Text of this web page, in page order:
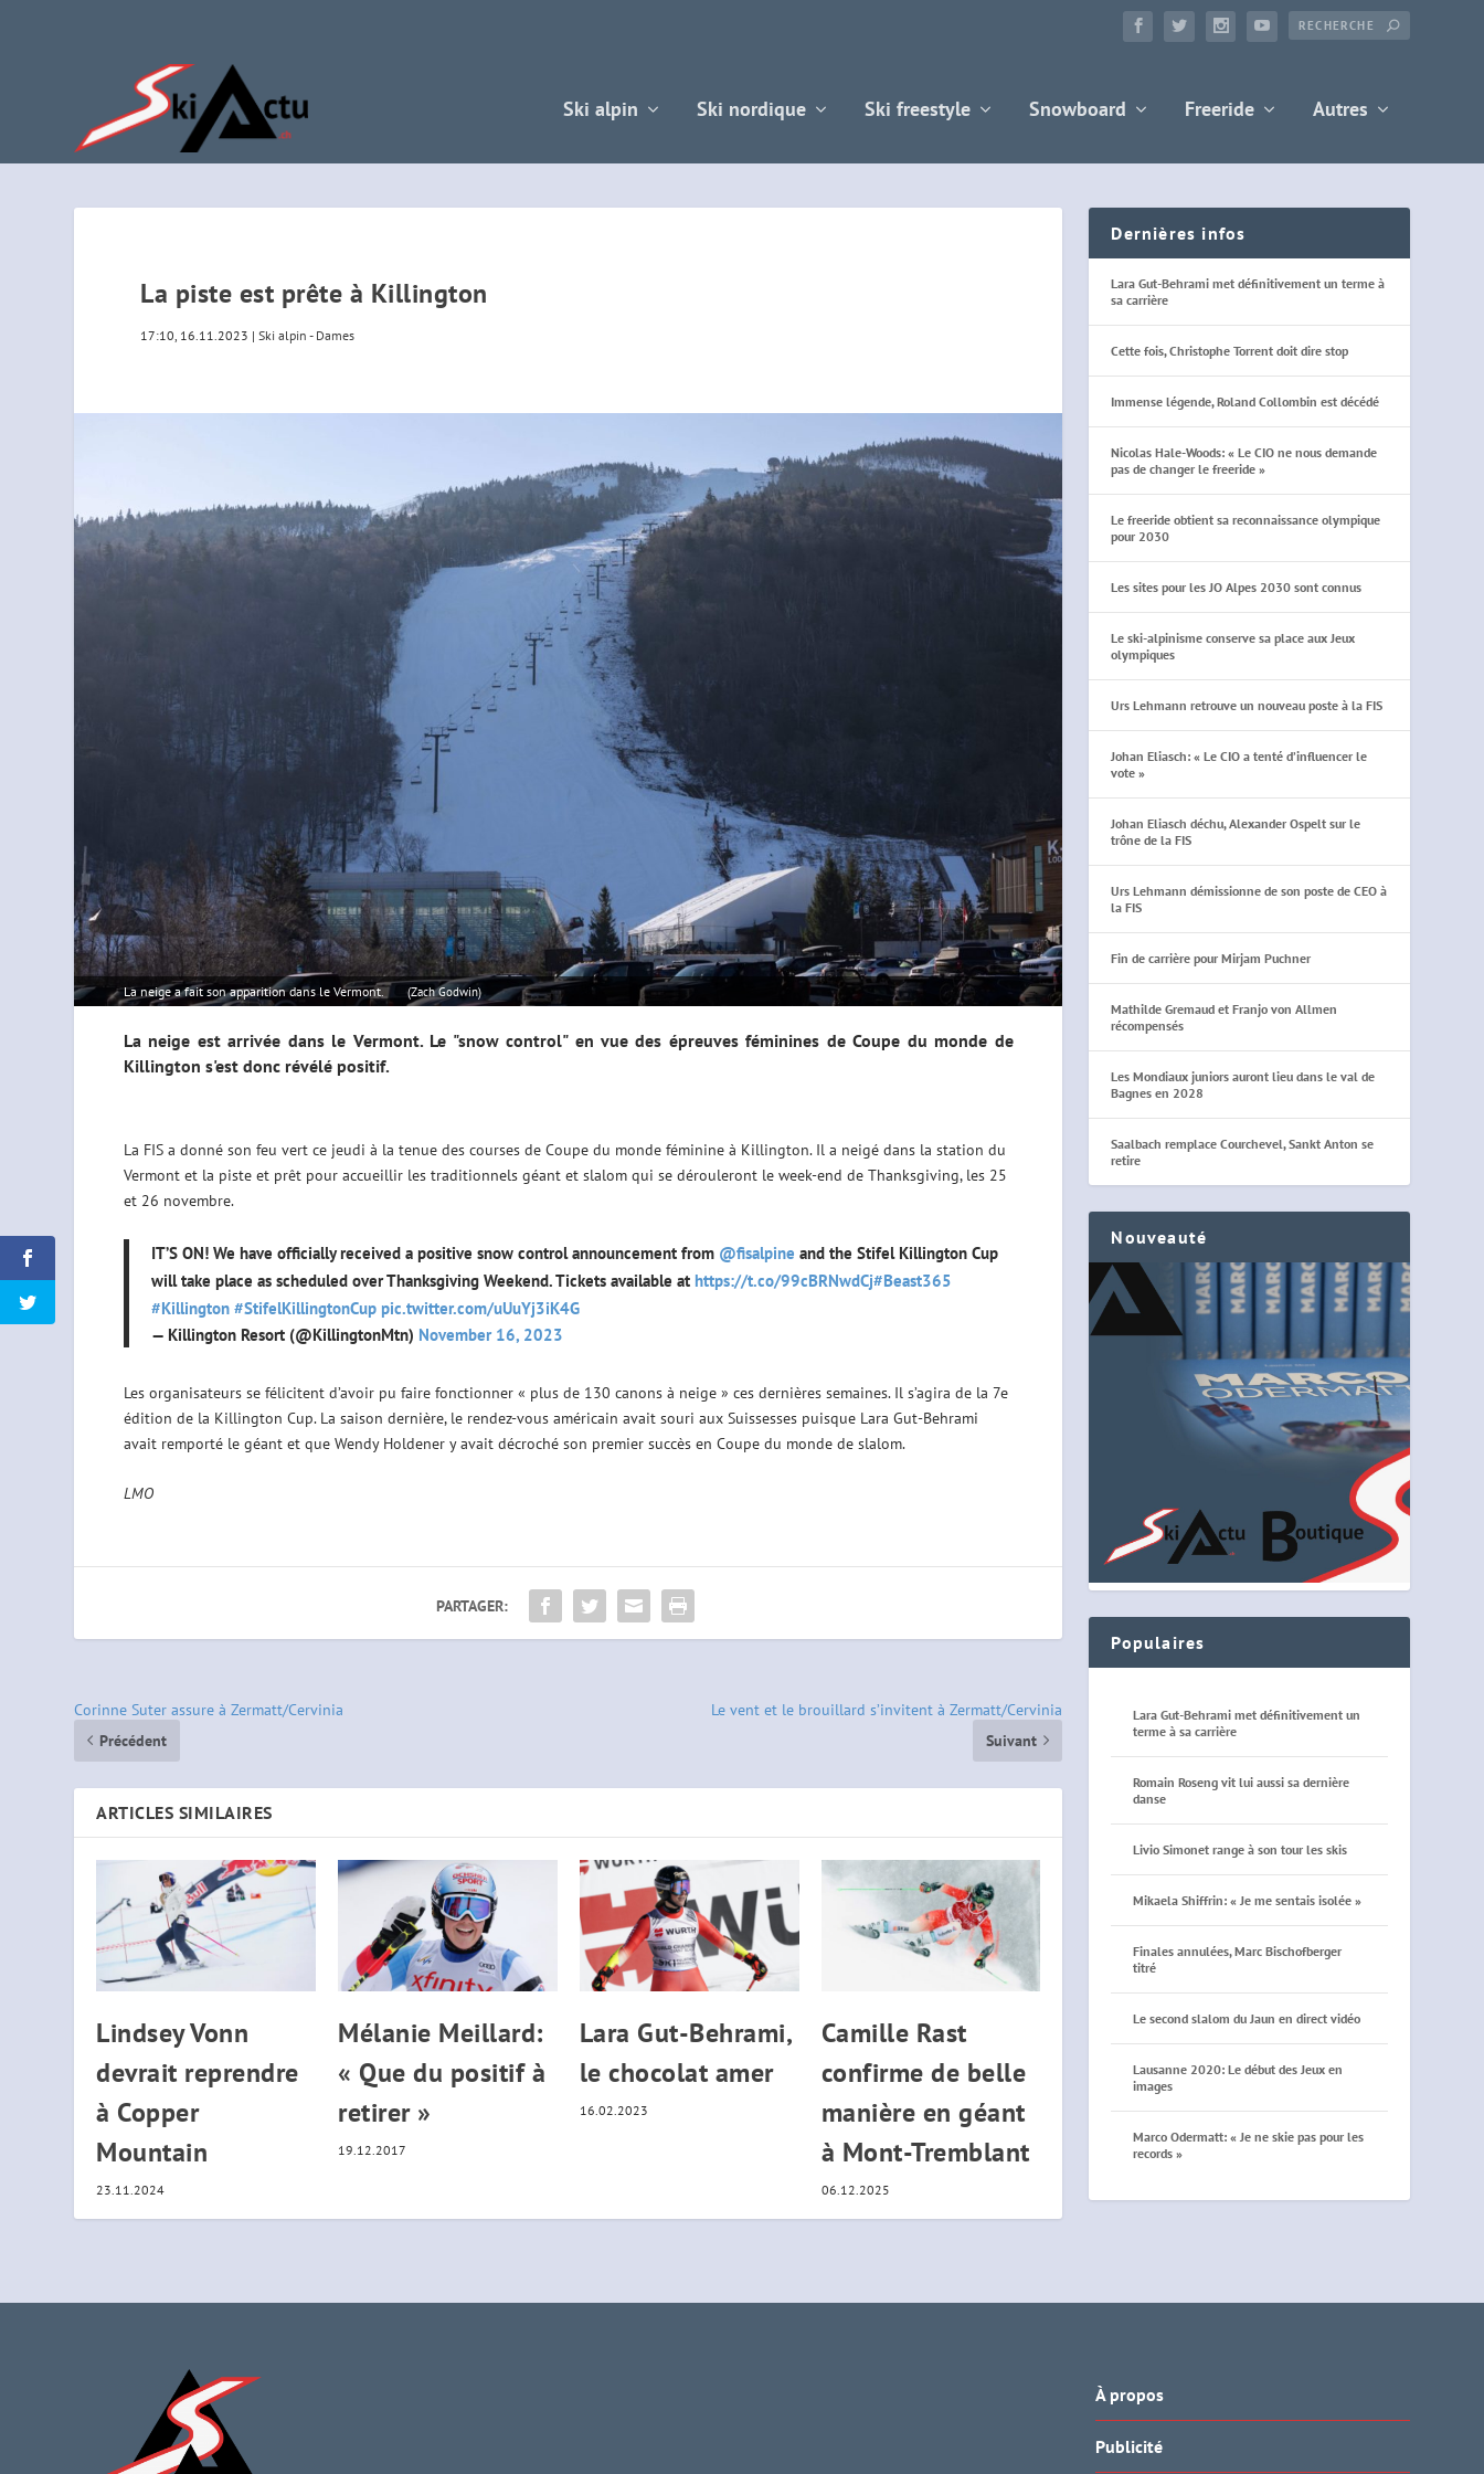
Ski alpin Ski nordique Ski freestyle Snowboard Freeride Autres
La piste est prête à Killington
17:10, 16.11.2023 |Ski alpin - Dames
La neige a fait son apparition dans le Vermont. (Zach Godwin)
La neige est arrivée dans le Vermont. Le "snow control" en vue des épreuves féminines de Coupe du monde de
Killington s'est donc révélé positif.
La FIS a donné son feu vert ce jeudi à la tenue des courses de Coupe du monde féminine à Killington. Il a neigé dans la station du
Vermont et la piste et prêt pour accueillir les traditionnels géant et slalom qui se dérouleront le week-end de Thanksgiving, les 25
et 26 novembre.
IT’S ON! We have officially received a positive snow control announcement from @fisalpine and the Stifel Killington Cup
will take place as scheduled over Thanksgiving Weekend. Tickets available at https://t.co/99cBRNwdCj#Beast365
#Killington #StifelKillingtonCup pic.twitter.com/uUuYj3iK4G
— Killington Resort (@KillingtonMtn) November 16, 2023
Les organisateurs se félicitent d’avoir pu faire fonctionner « plus de 130 canons à neige » ces dernières semaines. Il s’agira de la 7e
édition de la Killington Cup. La saison dernière, le rendez-vous américain avait souri aux Suissesses puisque Lara Gut-Behrami
avait remporté le géant et que Wendy Holdener y avait décroché son premier succès en Coupe du monde de slalom.
LMO
PARTAGER:
Corinne Suter assure à Zermatt/Cervinia
Précédent
Le vent et le brouillard s’invitent à Zermatt/Cervinia
Suivant
ARTICLES SIMILAIRES
Lindsey Vonn
devrait reprendre
à Copper
Mountain
23.11.2024
Mélanie Meillard:
« Que du positif à
retirer »
19.12.2017
Lara Gut-Behrami,
le chocolat amer
16.02.2023
Camille Rast
confirme de belle
manière en géant
à Mont-Tremblant
06.12.2025
Dernières infos
Lara Gut-Behrami met définitivement un terme à
sa carrière
Cette fois, Christophe Torrent doit dire stop
Immense légende, Roland Collombin est décédé
Nicolas Hale-Woods: « Le CIO ne nous demande
pas de changer le freeride »
Le freeride obtient sa reconnaissance olympique
pour 2030
Les sites pour les JO Alpes 2030 sont connus
Le ski-alpinisme conserve sa place aux Jeux
olympiques
Urs Lehmann retrouve un nouveau poste à la FIS
Johan Eliasch: « Le CIO a tenté d’influencer le
vote »
Johan Eliasch déchu, Alexander Ospelt sur le
trône de la FIS
Urs Lehmann démissionne de son poste de CEO à
la FIS
Fin de carrière pour Mirjam Puchner
Mathilde Gremaud et Franjo von Allmen
récompensés
Les Mondiaux juniors auront lieu dans le val de
Bagnes en 2028
Saalbach remplace Courchevel, Sankt Anton se
retire
Nouveauté
Populaires
Lara Gut-Behrami met définitivement un
terme à sa carrière
Romain Roseng vit lui aussi sa dernière
danse
Livio Simonet range à son tour les skis
Mikaela Shiffrin: « Je me sentais isolée »
Finales annulées, Marc Bischofberger
titré
Le second slalom du Jaun en direct vidéo
Lausanne 2020: Le début des Jeux en
images
Marco Odermatt: « Je ne skie pas pour les
records »
À propos
Publicité